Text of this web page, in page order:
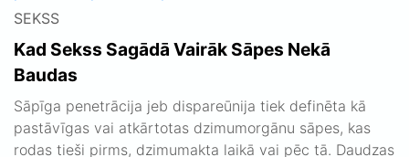
SEKSS
Kad Sekss Sagādā Vairāk Sāpes Nekā
Baudas
Sāpīga penetrācija jeb dispareūnija tiek definēta kā
pastāvīgas vai atkārtotas dzimumorgānu sāpes, kas
rodas tieši pirms, dzimumakta laikā vai pēc tā. Daudzas